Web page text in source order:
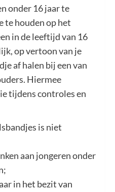
onder 16 jaar te
te houden op het
in de leeftijd van 16
op vertoon van je
af halen bij een van
Hiermee
tijdens controles en
is niet
aan jongeren onder
in het bezit van